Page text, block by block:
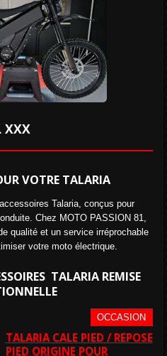
XXX
VOTRE TALARIA
Talaria, conçus pour
Chez MOTO PASSION 81,
qualité et un service irréprochable
votre moto électrique.
TALARIA REMISE
OCCASION
TALARIA CALE PIED / REPOSE
PIED ORIGINE POUR